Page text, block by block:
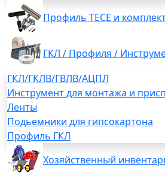
Профиль TECE и
ГКЛ / Профиля /
ГКЛ/ГКЛВ/ГВЛВ/АЦПЛ
Инструмент для монтажа и
Ленты
Подьемники для гипсокартона
Профиль ГКЛ
Хозяйственный